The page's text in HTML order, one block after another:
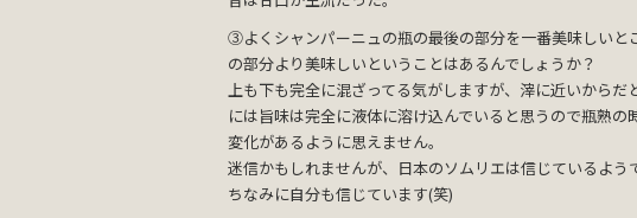
③よくシャンパーニュの瓶の最後の部分を一番美味しい
の部分より美味しいということはあるんでしょうか？
上も下も完全に混ざってる気がしますが、滓に近いから
には旨味は完全に液体に溶け込んでいると思うので瓶熟
変化があるように思えません。
迷信かもしれませんが、日本のソムリエは信じているよう
ちなみに自分も信じています(笑)